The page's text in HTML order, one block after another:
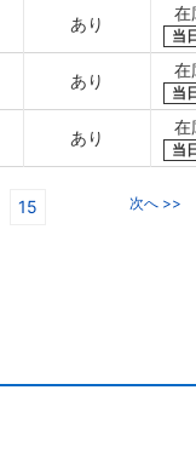
あり
在
当
あり
在
当
あり
在
当
15 次へ >>